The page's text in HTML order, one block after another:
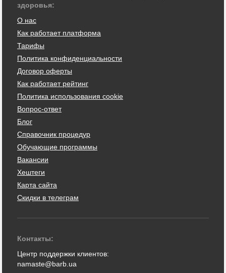
здоровья:
О нас
Как работает платформа
Тарифы
Политика конфиденциальности
Договор оферты
Как работает рейтинг
Политика использования cookie
Вопрос-ответ
Блог
Справочник процедур
Обучающие программы
Вакансии
Хештеги
Карта сайта
Скидки в телеграм
Контакты:
Центр поддержки клиентов:
namaste@barb.ua